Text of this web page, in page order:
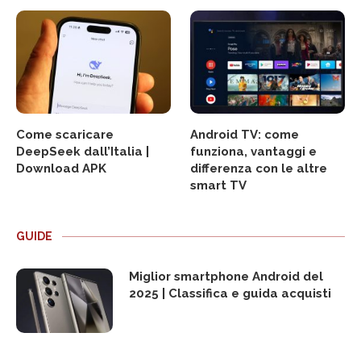
Come scaricare
DeepSeek dall’Italia |
Download APK
Android TV: come
funziona, vantaggi e
differenza con le altre
smart TV
GUIDE
Miglior smartphone Android del
2025 | Classifica e guida acquisti